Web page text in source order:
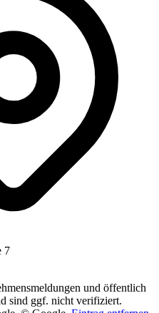
7
und öffentlich
sind ggf. nicht verifiziert.